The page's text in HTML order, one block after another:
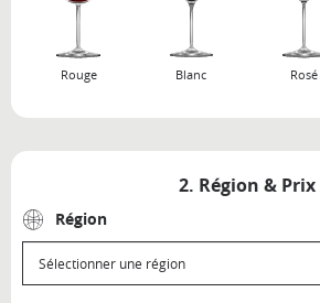
Rouge Blanc Rosé
2. Région & Prix
Région